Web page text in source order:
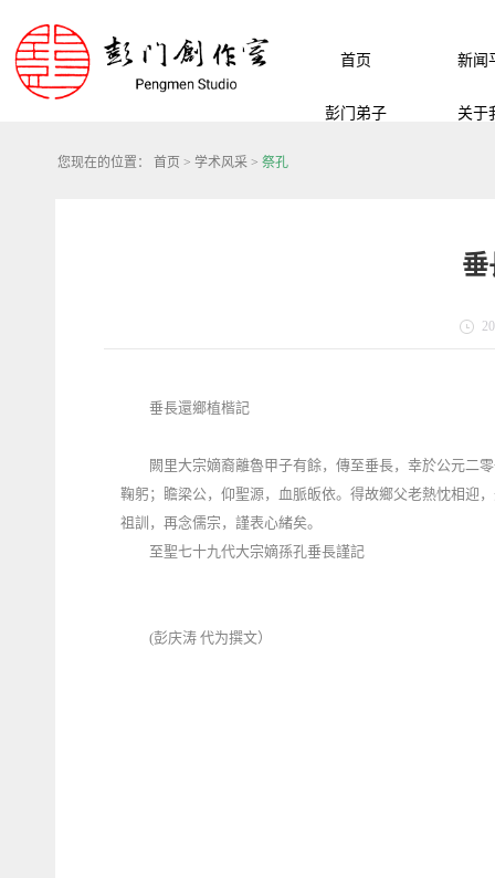
首页 新闻
彭门弟子 关于
您现在的位置： 首页 > 学术风采 > 祭孔
垂
垂長還鄉植楷記
闕里大宗嫡裔離魯甲子有餘，傳至垂長，幸於公元二
鞠躬；瞻梁公，仰聖源，血脈皈依。得故鄉父老熱忱相迎
祖訓，再念儒宗，謹表心緒矣。
至聖七十九代大宗嫡孫孔垂長謹記
(彭庆涛 代为撰文）